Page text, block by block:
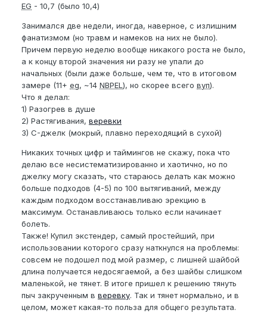
EG - 10,7 (было 10,4)
Занимался две недели, иногда, наверное, с излишним
фанатизмом (но травм и намеков на них не было).
Причем первую неделю вообще никакого роста не было,
а к концу второй значения ни разу не упали до
начальных (были даже больше, чем те, что в итоговом
замере (11+ eg, ~14 NBPEL ), но скорее всего вуп).
Что я делал:
1) Разогрев в душе
2) Растягивания, веревки
3) C-джелк (мокрый, плавно переходящий в сухой)
Никаких точных цифр и таймингов не скажу, пока что
делаю все несистематизированно и хаотично, но по
джелку могу сказать, что стараюсь делать как можно
больше подходов (4-5) по 100 вытягиваний, между
каждым подходом восстанавливаю эрекцию в
максимум. Останавливаюсь только если начинает
болеть.
Также! Купил экстендер, самый простейший, при
использовании которого сразу наткнулся на проблемы:
совсем не подошел под мой размер, с лишней шайбой
длина получается недосягаемой, а без шайбы слишком
маленькой, не тянет. В итоге пришел к решению тянуть
пыч закрученным в веревку. Так и тянет нормально, и в
целом, может какая-то польза для общего результата.